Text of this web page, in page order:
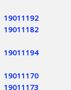
19011192
19011182
19011194
19011170
19011173